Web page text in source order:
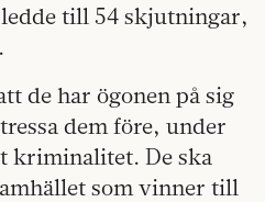
till 54 skjutningar,
de har ögonen på sig
dem före, under
kriminalitet. De ska
som vinner till